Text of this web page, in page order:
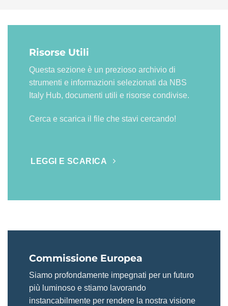
Risorse Utili
Questa sezione è un prezioso archivio di
strumenti e informazioni selezionati da NBS
Italy Hub, documenti utili e risorse condivise.
Cerca e scarica il file che stavi cercando!
LEGGI E SCARICA
Commissione Europea
Siamo profondamente impegnati per un futuro
più luminoso e stiamo lavorando
instancabilmente per rendere la nostra visione